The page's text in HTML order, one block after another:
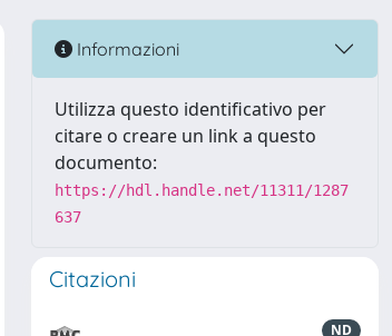
Informazioni
Utilizza questo identificativo per
citare o creare un link a questo
documento:
https://hdl.handle.net/11311/1287
637
Citazioni
ND